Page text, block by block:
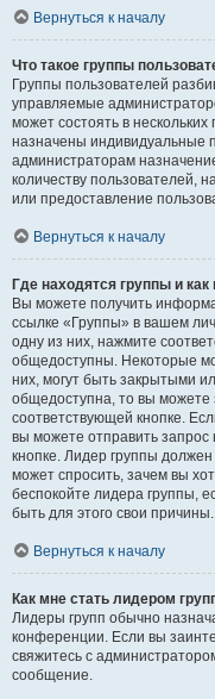
Вернуться к началу
Что такое группы
Группы пользователей
управляемые
может состоять в нескольких
назначены индивидуальные
администраторам
количеству пользователей,
или предоставление
Вернуться к началу
Где находятся группы и
Вы можете получить
ссылке «Группы» в вашем
одну из них, нажмите
общедоступны. Некоторые
них, могут быть закрытыми
общедоступна, то вы можете
соответствующей кнопке.
вы можете отправить запрос
кнопке. Лидер группы
может спросить, зачем вы
беспокойте лидера группы,
быть для этого свои причины.
Вернуться к началу
Как мне стать лидером
Лидеры групп обычно
конференции. Если вы
свяжитесь с
сообщение.